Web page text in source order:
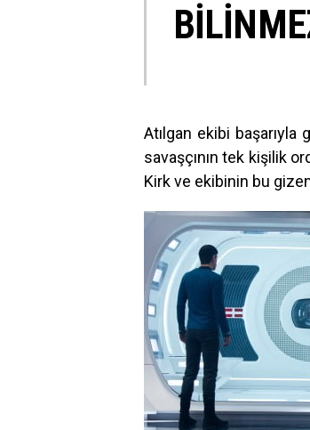
Atılgan ekibi
savaşçının tek kişilik
Kirk ve ekibinin bu